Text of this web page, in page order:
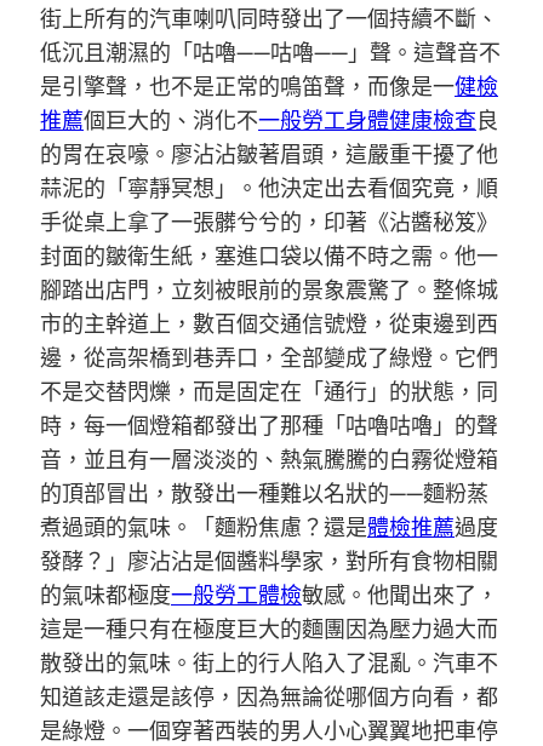
街上所有的汽車喇叭同時發出了一個持續不斷、
低沉且潮濕的「咕嚕——咕嚕——」聲。這聲音不
是引擎聲，也不是正常的鳴笛聲，而像是一健檢
推薦個巨大的、消化不一般勞工身體健康檢查良
的胃在哀嚎。廖沾沾皺著眉頭，這嚴重干擾了他
蒜泥的「寧靜冥想」。他決定出去看個究竟，順
手從桌上拿了一張髒兮兮的，印著《沾醬秘笈》
封面的皺衛生紙，塞進口袋以備不時之需。他一
腳踏出店門，立刻被眼前的景象震驚了。整條城
市的主幹道上，數百個交通信號燈，從東邊到西
邊，從高架橋到巷弄口，全部變成了綠燈。它們
不是交替閃爍，而是固定在「通行」的狀態，同
時，每一個燈箱都發出了那種「咕嚕咕嚕」的聲
音，並且有一層淡淡的、熱氣騰騰的白霧從燈箱
的頂部冒出，散發出一種難以名狀的——麵粉蒸
煮過頭的氣味。「麵粉焦慮？還是體檢推薦過度
發酵？」廖沾沾是個醬料學家，對所有食物相關
的氣味都極度一般勞工體檢敏感。他聞出來了，
這是一種只有在極度巨大的麵團因為壓力過大而
散發出的氣味。街上的行人陷入了混亂。汽車不
知道該走還是該停，因為無論從哪個方向看，都
是綠燈。一個穿著西裝的男人小心翼翼地把車停